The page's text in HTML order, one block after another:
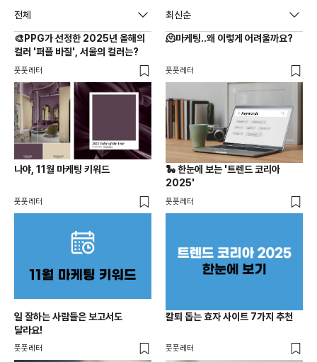
전체 최신순
🎨PPG가 선정한 2025년 올해의
컬러 '퍼플 바질', 서울의 컬러는?
풋풋레터
🫠마케팅..왜 이렇게 어려울까요?
풋풋레터
나야, 11월 마케팅 키워드
풋풋레터
🐍 한눈에 보는 '트렌드 코리아
2025'
풋풋레터
일 잘하는 사람들은 보고서도
달라요!
풋풋레터
칼퇴 돕는 효자 사이트 7가지 추천
풋풋레터